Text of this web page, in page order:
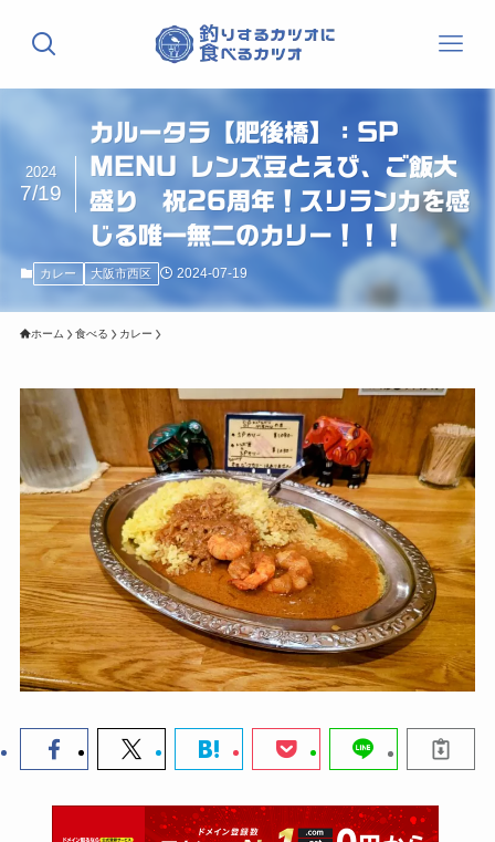
カルータラ【肥後橋】：SP
MENU レンズ豆とえび、ご飯大
盛り 祝26周年！スリランカを感
じる唯一無二のカリー！！！
2024
7/19
カレー 大阪市西区 2024-07-19
ホーム 食べる カレー